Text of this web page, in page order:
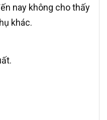
nay không cho thấy
khác.